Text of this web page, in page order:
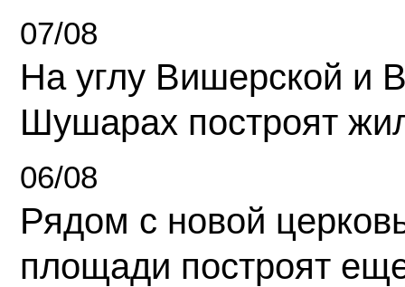
07/08
На углу Вишерской и
Шушарах построят
06/08
Рядом с новой
площади построят